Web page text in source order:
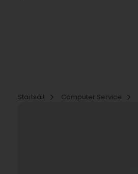
Startsäit
Computer Service